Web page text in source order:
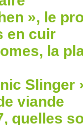
», le
en cuir
la
Slinger
viande
quelles